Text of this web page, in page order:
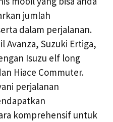
jumlah
dalam perjalanan.
Avanza, Suzuki Ertiga,
Isuzu elf long
Hiace Commuter.
perjalanan
komprehensif untuk